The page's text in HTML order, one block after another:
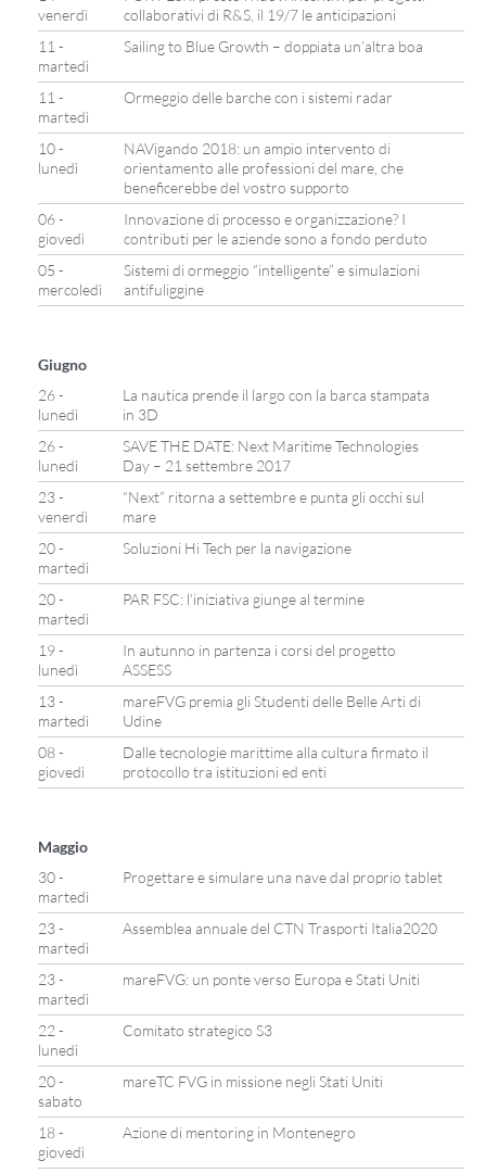
venerdì
collaborativi di R&S, il 19/7 le anticipazioni
11 -
martedì
Sailing to Blue Growth – doppiata un’altra boa
11 -
martedì
Ormeggio delle barche con i sistemi radar
10 -
lunedì
NAVigando 2018: un ampio intervento di
orientamento alle professioni del mare, che
beneficerebbe del vostro supporto
06 -
giovedì
Innovazione di processo e organizzazione? I
contributi per le aziende sono a fondo perduto
05 -
mercoledì
Sistemi di ormeggio “intelligente” e simulazioni
antifuliggine
Giugno
26 -
lunedì
La nautica prende il largo con la barca stampata
in 3D
26 -
lunedì
SAVE THE DATE: Next Maritime Technologies
Day – 21 settembre 2017
23 -
venerdì
“Next” ritorna a settembre e punta gli occhi sul
mare
20 -
martedì
Soluzioni Hi Tech per la navigazione
20 -
martedì
PAR FSC: l’iniziativa giunge al termine
19 -
lunedì
In autunno in partenza i corsi del progetto
ASSESS
13 -
martedì
mareFVG premia gli Studenti delle Belle Arti di
Udine
08 -
giovedì
Dalle tecnologie marittime alla cultura firmato il
protocollo tra istituzioni ed enti
Maggio
30 -
martedì
Progettare e simulare una nave dal proprio tablet
23 -
martedì
Assemblea annuale del CTN Trasporti Italia2020
23 -
martedì
mareFVG: un ponte verso Europa e Stati Uniti
22 -
lunedì
Comitato strategico S3
20 -
sabato
mareTC FVG in missione negli Stati Uniti
18 -
giovedì
Azione di mentoring in Montenegro